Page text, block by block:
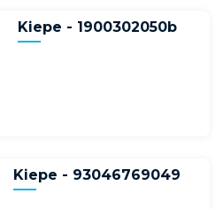
Kiepe - 1900302050b
Kiepe - 93046769049